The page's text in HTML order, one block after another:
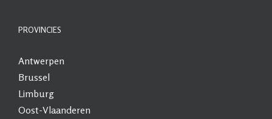
PROVINCIES
Antwerpen
Brussel
Limburg
Oost-Vlaanderen